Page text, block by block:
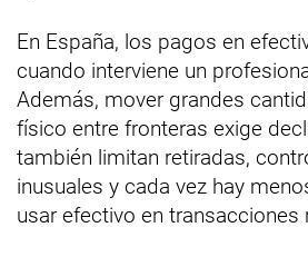
En España, los pagos en
cuando interviene un
Además, mover grandes
físico entre fronteras exige
también limitan retiradas,
inusuales y cada vez hay
usar efectivo en transacciones